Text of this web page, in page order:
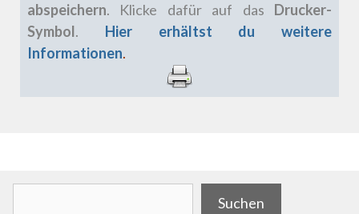
abspeichern. Klicke dafür auf das Drucker-
Symbol.
Hier erhältst du weitere
Informationen.
Suchen